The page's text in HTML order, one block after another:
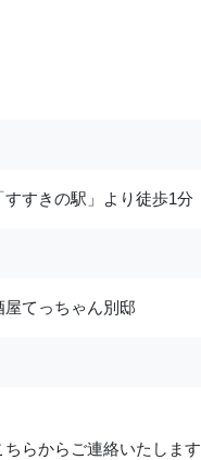
すきの駅」より徒歩1分
てっちゃん別邸
ちらからご連絡いたします